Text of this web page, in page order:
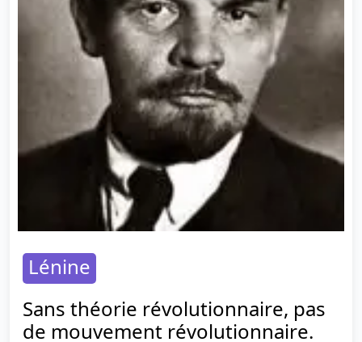
Lénine
Sans théorie révolutionnaire, pas
de mouvement révolutionnaire.